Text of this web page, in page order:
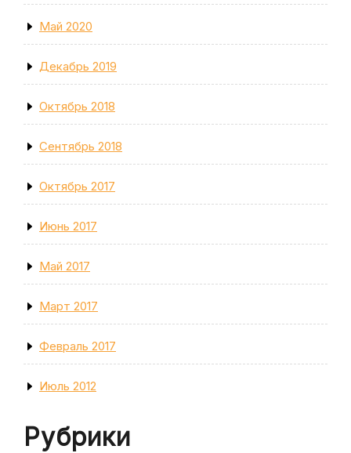
Май 2020
Декабрь 2019
Октябрь 2018
Сентябрь 2018
Октябрь 2017
Июнь 2017
Май 2017
Март 2017
Февраль 2017
Июль 2012
Рубрики